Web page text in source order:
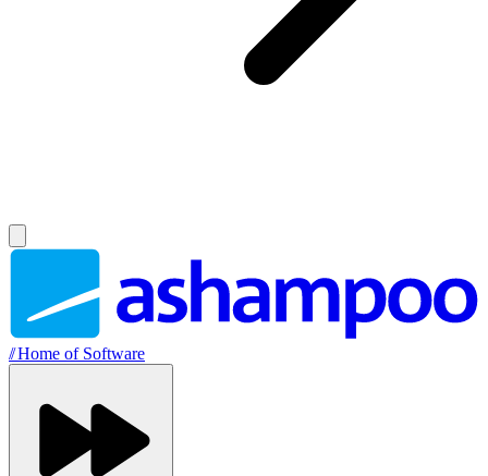
//Home of Software